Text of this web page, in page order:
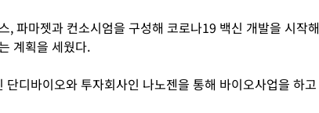
, 파마젯과 컨소시엄을 구성해 코로나19 백신 개발을 시작해
계획을 세웠다.
단디바이오와 투자회사인 나노젠을 통해 바이오사업을 하고